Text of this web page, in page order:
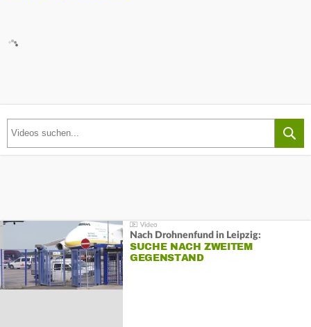
Nach Drohnenfund in Leipzig:
SUCHE NACH ZWEITEM
GEGENSTAND